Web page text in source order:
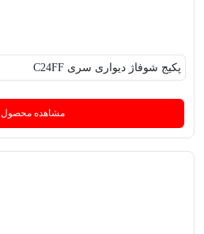
پکیج‌ شوفاژ دیواری سری C24FF
مشاهده محصول